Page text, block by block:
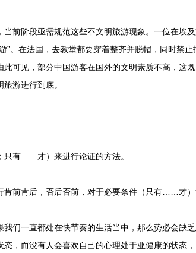
阶段亟需规范这些不文明旅游现象。一位在埃
”。在法国，去教堂都要穿着整齐并脱帽，同时禁
可见，部分中国游客在国外的文明素质不高，这
游进行到底。
……才）来进行论证的方法。
肯后，否后否前，对于必要条件（只有……才）
一直都处在快节奏的生活当中，那么势必会缺乏
，而没有人会喜欢自己的心理处于亚健康的状态，